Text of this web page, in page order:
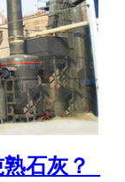
石灰？_